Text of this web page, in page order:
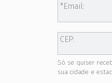
Email:
CEP:
Só se quiser
sua cidade e